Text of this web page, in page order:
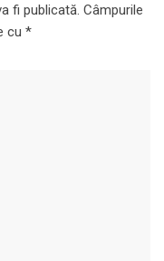
fi publicată. Câmpurile
cu *